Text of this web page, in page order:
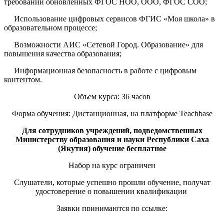
Использование цифровых сервисов ФГИС «Моя школа» в
образовательном процессе;
Возможности АИС «Сетевой Город. Образование» для
повышения качества образования;
Информационная безопасность в работе с цифровым
контентом.
Объем курса: 36 часов
Форма обучения: Дистанционная, на платформе Teachbase
Для сотрудников учреждений, подведомственных
Министерству образования и науки Республики Саха
(Якутия) обучение бесплатное
Набор на курс ограничен
Слушатели, которые успешно прошли обучение, получат
удостоверение о повышении квалификации
Заявки принимаются по ссылке: